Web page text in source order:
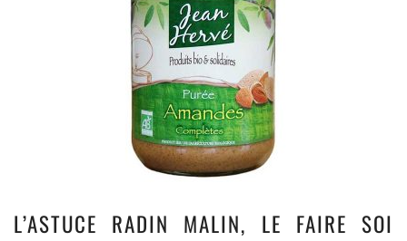
L’ASTUCE RADIN MALIN, LE FAIRE SOI